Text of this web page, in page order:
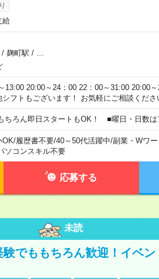
給
/ 麹町駅 /
13:00 20:00～24：00 22：00～31:00 20:00
フトもございます！ お気軽にご相談くださ
ろん即日スタートもOK！ ■曜日・日数は
OK/履歴書不要/40～50代活躍中/副業・Wワ
ソコンスキル不要
応募する
未読
験でももちろん歓迎！イベ